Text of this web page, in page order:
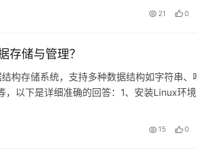
装饰器等，推荐理由：适合有一定编程基础的
21 0
存储与管理？
构存储系统，支持多种数据结构如字符串、
，以下是详细准确的回答：1、安装Linux环境
来安装，M……
15 0